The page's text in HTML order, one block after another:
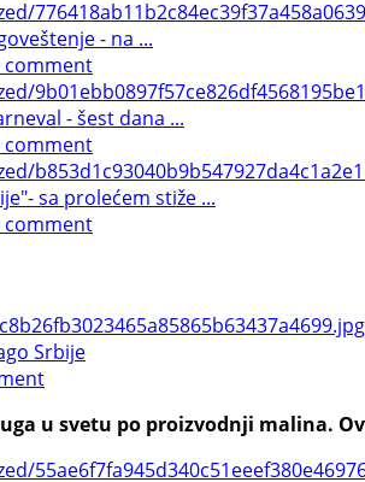
- na ...
comment
- šest dana ...
comment
sa prolećem stiže ...
comment
Srbije
u svetu po proizvodnji malina.